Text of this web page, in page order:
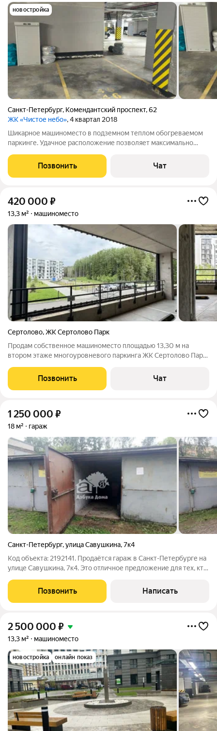
новостройка
Санкт-Петербург, Комендантский проспект,62
ЖК «Чистое небо», 4 квартал 2018
Шикарное машиноместо в подземном теплом обогреваемом
паркинге. Удачное расположение позволяет максимально
(смотрите на фото, сосед только с правой стороны, с левой -
водительской стороны разметкой
Позвонить Чат
420 000 ₽
13,3 м² машиноместо
Сертолово,ЖК Сертолово Парк
Продам собственное машиноместо площадью 13,30 м на
втором этаже многоуровневого паркинга ЖК Сертолово Парк.
грязи. Не нужно вечером кружить по двору в поисках
свободного места или зимой
Позвонить Чат
1 250 000 ₽
18 м² гараж
Санкт-Петербург,улица Савушкина,7к4
Код объекта: 2192141. Продаётся гараж в Санкт-Петербурге на
улице Савушкина, 7к4. Это отличное предложение для тех, кто
расположен в 3-х минутах от метро "Черная речка", в районе с
хорошей
Позвонить Написать
2 500 000 ₽
13,3 м² машиноместо
новостройка онлайн показ